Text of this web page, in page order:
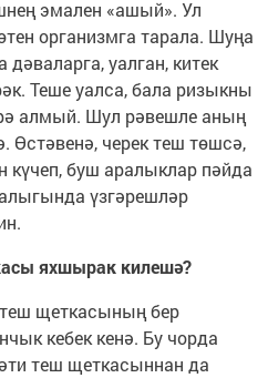
эмален «ашый». Ул
организмга тарала. Шуңа
уалган, китек
Теше уалса, бала ризыкны
алмый. Шул рәвешле аның
Өстәвенә, черек теш төшсә,
күчеп, буш аралыклар пәйда
үзгәрешләр
яхшырак килешә?
щеткасының бер
кебек кенә. Бу чорда
теш щеткасыннан да